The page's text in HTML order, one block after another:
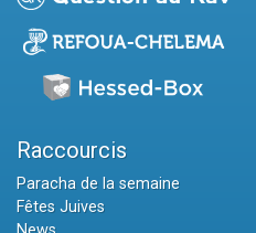
Raccourcis
Paracha de la semaine
Fêtes Juives